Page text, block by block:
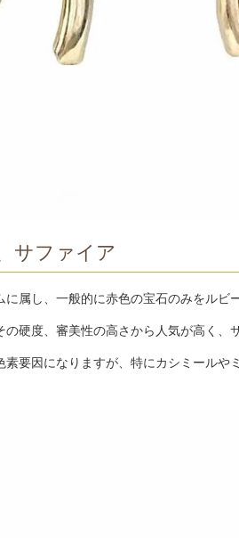
サファイア
属し、一般的に赤色の宝石のみをルビ
硬度、審美性の高さから人気が高く、
要因になりますが、特にカシミール